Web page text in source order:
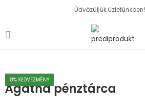
Üdvözüljük üzletünkben!
8% KEDVEZMÉNY
Agatha pénztárca